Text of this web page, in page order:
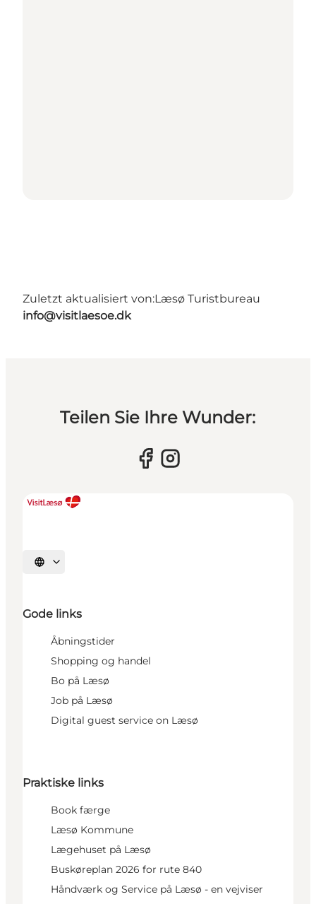
Zuletzt aktualisiert von:Læsø Turistbureau
info@visitlaesoe.dk
Teilen Sie Ihre Wunder:
Sprache auswählen
Gode links
Åbningstider
Shopping og handel
Bo på Læsø
Job på Læsø
Digital guest service on Læsø
Praktiske links
Book færge
Læsø Kommune
Lægehuset på Læsø
Buskøreplan 2026 for rute 840
Håndværk og Service på Læsø - en vejviser